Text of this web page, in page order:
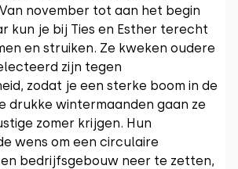
november tot aan het begin
kun je bij Ties en Esther terecht
en struiken. Ze kweken oudere
zijn tegen
zodat je een sterke boom in de
drukke wintermaanden gaan ze
zomer krijgen. Hun
wens om een circulaire
bedrijfsgebouw neer te zetten,